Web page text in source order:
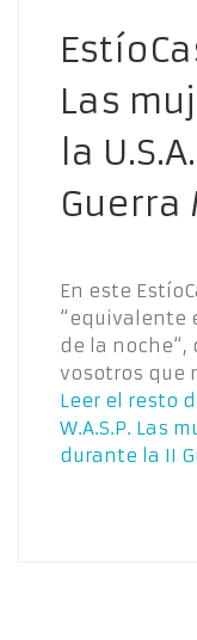
Las
la
Guerra
En este
“equivalente
de la noche“,
vosotros que
Leer el resto
W.A.S.P. Las
durante la II